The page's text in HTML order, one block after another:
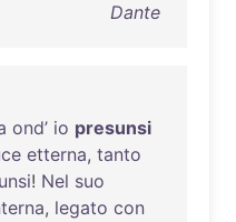
Dante
ond’ io presunsi
etterna, tanto
! Nel suo
, legato con